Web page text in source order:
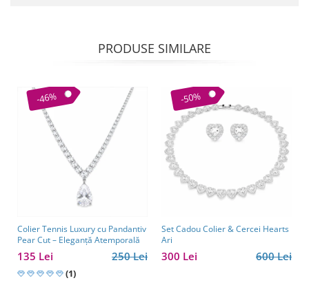
PRODUSE SIMILARE
-46%
Colier Tennis Luxury cu Pandantiv
Pear Cut – Eleganță Atemporală
250 Lei
135 Lei
(1)
-50%
Set Cadou Colier & Cercei Hearts
Ari
600 Lei
300 Lei